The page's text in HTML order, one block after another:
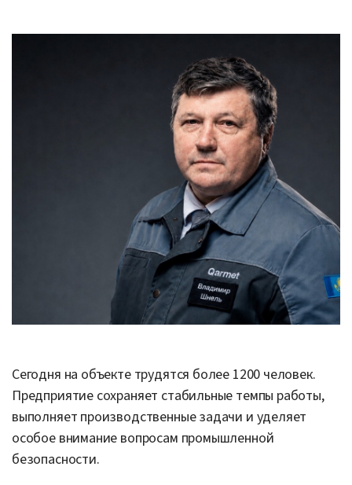
Сегодня на объекте трудятся более 1200 человек.
Предприятие сохраняет стабильные темпы работы,
выполняет производственные задачи и уделяет
особое внимание вопросам промышленной
безопасности.